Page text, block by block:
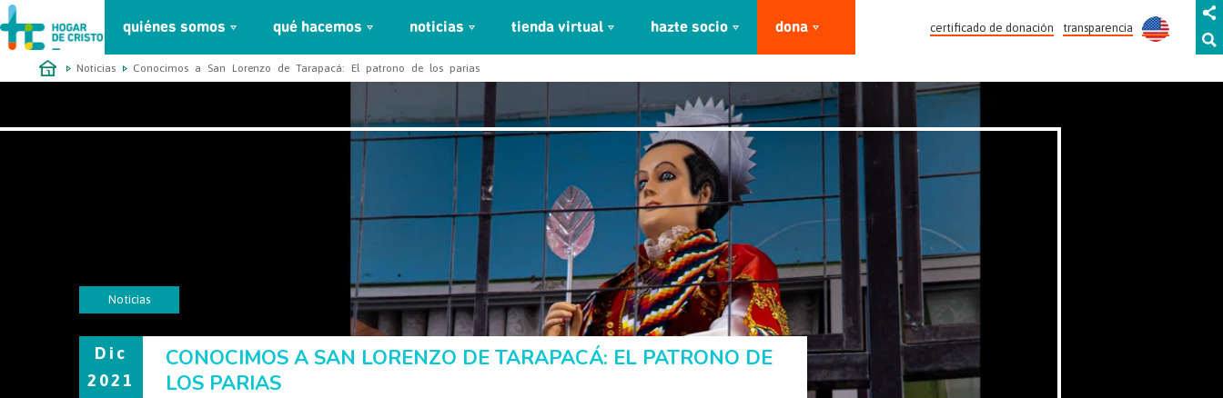
quiénes somos qué hacemos noticias tienda virtual hazte socio dona transparencia
certificado de donación
займ онлайн без проверок
Noticias Conocimos a San Lorenzo de Tarapacá: El patrono de los parias
Noticias
Dic
2021
CONOCIMOS A SAN LORENZO DE TARAPACÁ: EL PATRONO DE
LOS PARIAS